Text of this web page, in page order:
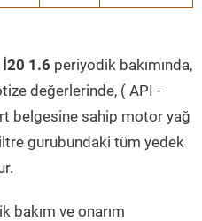
1.6 periyodik bakımında,
değerlerinde, ( API -
belgesine sahip motor yağ
gurubundaki tüm yedek
bakım ve onarım